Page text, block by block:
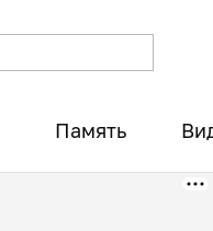
Память